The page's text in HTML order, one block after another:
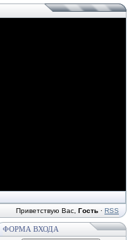
Приветствую Вас Гость · RSS
ФОРМА ВХОДА